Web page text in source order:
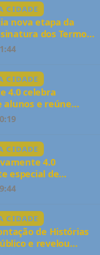
CIDADE
nova etapa da
dos Termos
e revela a
CIDADE
4.0 celebra
e reúne
de valorização
CIDADE
4.0
especial de
e
CIDADE
de Histórias
e revelou